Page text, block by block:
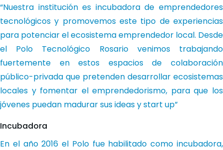
“Nuestra institución es incubadora de emprendedores
tecnológicos y promovemos este tipo de experiencias
para potenciar el ecosistema emprendedor local. Desde
el Polo Tecnológico Rosario venimos trabajando
fuertemente en estos espacios de colaboración
público-privada que pretenden desarrollar ecosistemas
locales y fomentar el emprendedorismo, para que los
jóvenes puedan madurar sus ideas y start up”
Incubadora
En el año 2016 el Polo fue habilitado como incubadora,